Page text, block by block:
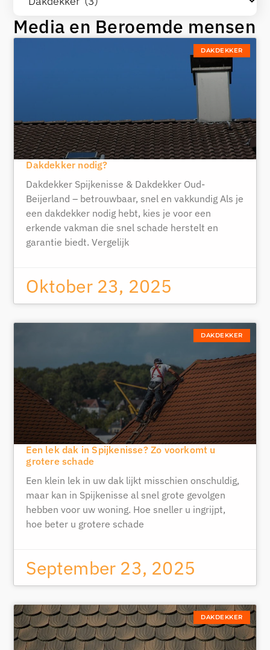
Media en Beroemde mensen
DAKDEKKER
Dakdekker nodig?
Dakdekker Spijkenisse & Dakdekker Oud-
Beijerland – betrouwbaar, snel en vakkundig Als je
een dakdekker nodig hebt, kies je voor een
erkende vakman die snel schade herstelt en
garantie biedt. Vergelijk
Oktober 23, 2025
DAKDEKKER
Een lek dak in Spijkenisse? Zo voorkomt u
grotere schade
Een klein lek in uw dak lijkt misschien onschuldig,
maar kan in Spijkenisse al snel grote gevolgen
hebben voor uw woning. Hoe sneller u ingrijpt,
hoe beter u grotere schade
September 23, 2025
DAKDEKKER